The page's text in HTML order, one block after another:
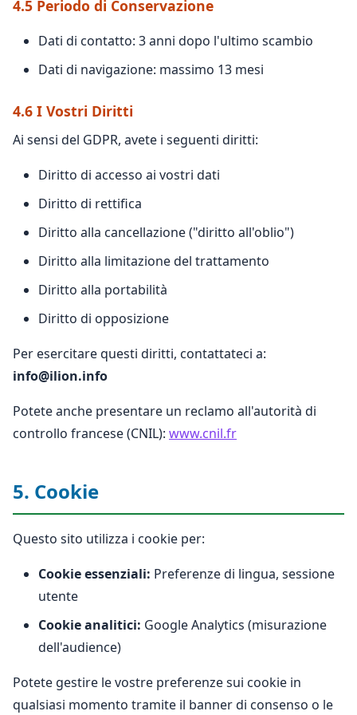
4.5 Periodo di Conservazione
Dati di contatto: 3 anni dopo l'ultimo scambio
Dati di navigazione: massimo 13 mesi
4.6 I Vostri Diritti
Ai sensi del GDPR, avete i seguenti diritti:
Diritto di accesso ai vostri dati
Diritto di rettifica
Diritto alla cancellazione ("diritto all'oblio")
Diritto alla limitazione del trattamento
Diritto alla portabilità
Diritto di opposizione
Per esercitare questi diritti, contattateci a:
info@ilion.info
Potete anche presentare un reclamo all'autorità di
controllo francese (CNIL): www.cnil.fr
5. Cookie
Questo sito utilizza i cookie per:
Cookie essenziali: Preferenze di lingua, sessione
utente
Cookie analitici: Google Analytics (misurazione
dell'audience)
Potete gestire le vostre preferenze sui cookie in
qualsiasi momento tramite il banner di consenso o le